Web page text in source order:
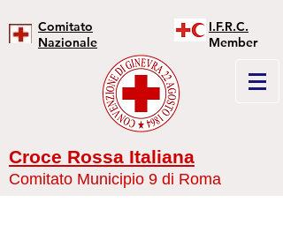
Comitato
Nazionale
I.F.R.C.
Member
Croce Rossa Italiana
Comitato Municipio 9 di Roma